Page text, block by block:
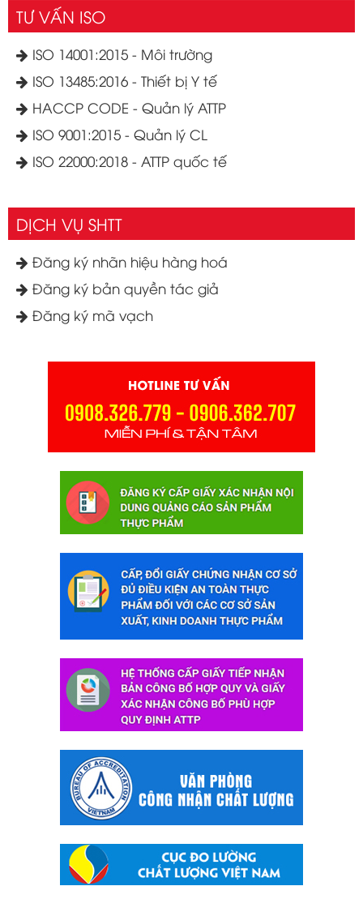
TƯ VẤN ISO
ISO 14001:2015 - Môi trường
ISO 13485:2016 - Thiết bị Y tế
HACCP CODE - Quản lý ATTP
ISO 9001:2015 - Quản lý CL
ISO 22000:2018 - ATTP quốc tế
DỊCH VỤ SHTT
Đăng ký nhãn hiệu hàng hoá
Đăng ký bản quyền tác giả
Đăng ký mã vạch